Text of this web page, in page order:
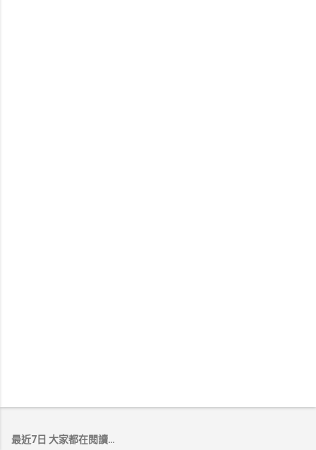
最近7日 大家都在閱讀…